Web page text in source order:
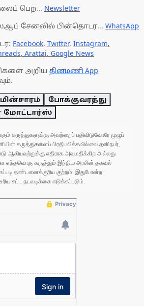
பெற... Newsletter
சேனலில் பின்தொடர... WhatsApp
Facebook, Twitter, Instagram,
, Arattai, Google News
அறிய தினமணி App
மின்சாரம்
போக்குவரத்து
மோட்டார்ஸ்
கருத்துகளுக்கு அவற்றைப் பதிவிடுவோரே முழுப்
கருத்துகளைப் பிரதிபலிக்கவில்லை.தனிநபர்,
ஆகியவற்றுக்கு எதிராக அவமதிக்கிற அல்லது
எந்தவொரு கருத்தும் இந்திய அரசின் தகவல்
தண்டனைக்குரிய குற்றம். இதுபோன்ற
சட்ட நடவடிக்கை எடுக்கப்படும்.